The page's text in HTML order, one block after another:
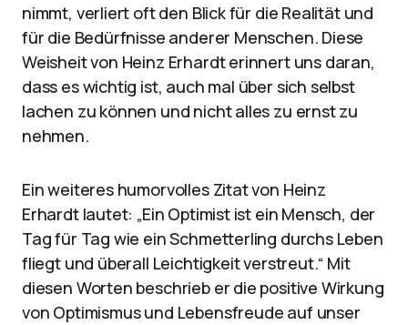
nimmt, verliert oft den Blick für die Realität und
für die Bedürfnisse anderer Menschen. Diese
Weisheit von Heinz Erhardt erinnert uns daran,
dass es wichtig ist, auch mal über sich selbst
lachen zu können und nicht alles zu ernst zu
nehmen.
Ein weiteres humorvolles Zitat von Heinz
Erhardt lautet: „Ein Optimist ist ein Mensch, der
Tag für Tag wie ein Schmetterling durchs Leben
fliegt und überall Leichtigkeit verstreut.“ Mit
diesen Worten beschrieb er die positive Wirkung
von Optimismus und Lebensfreude auf unser